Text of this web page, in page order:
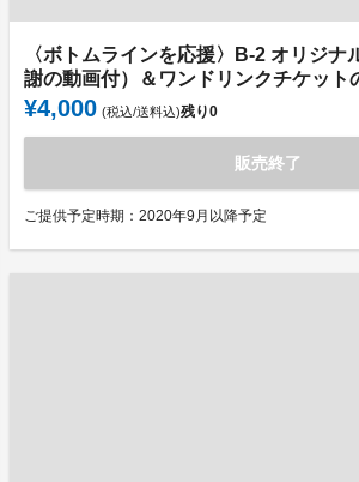
〈ボトムラインを応援〉B-2 オリジナ
謝の動画付）＆ワンドリンクチケット
¥4,000 (税込/送料込)残り0
販売終了
ご提供予定時期：2020年9月以降予定